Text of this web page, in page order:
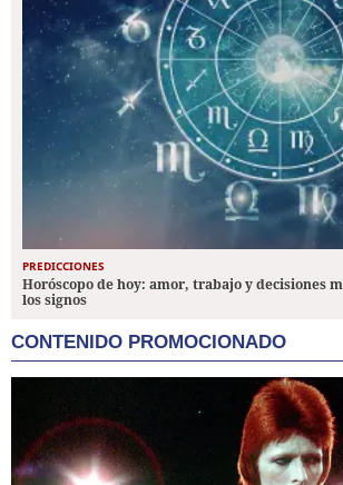
PREDICCIONES
Horóscopo de hoy: amor, trabajo y decisiones
los signos
CONTENIDO PROMOCIONADO